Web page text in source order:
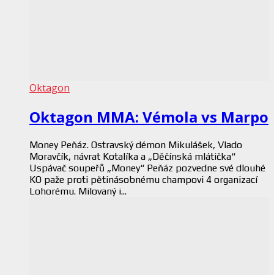
Oktagon
Oktagon MMA: Vémola vs Marpo
Money Peňáz. Ostravský démon Mikulášek, Vlado
Moravčík, návrat Kotalíka a „Děčínská mlátička“
Uspávač soupeřů „Money“ Peňáz pozvedne své dlouhé
KO paže proti pětinásobnému champovi 4 organizací
Lohorému. Milovaný i...